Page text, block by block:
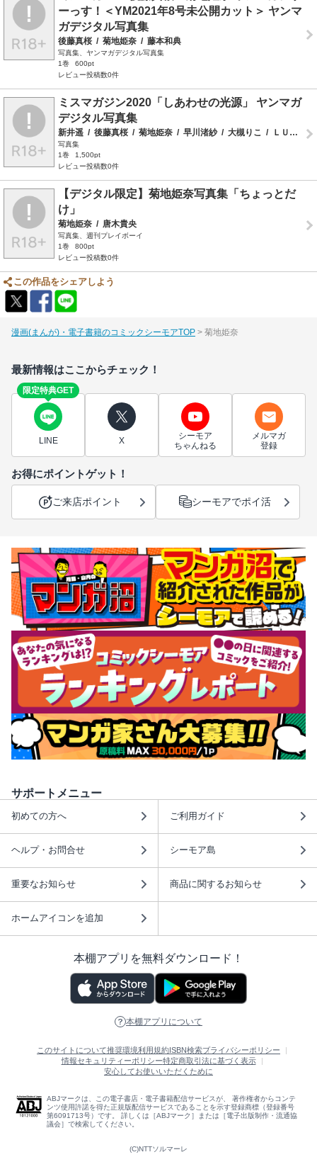
ーっす！＜YM2021年8号未公開カット＞ ヤンマ
ガデジタル写真集
後藤真桜 / 菊地姫奈 / 藤本和典
写真集、ヤンマガデジタル写真集
1巻
600pt
レビュー投稿数0件
ミスマガジン2020「しあわせの光源」 ヤンマガ
デジタル写真集
新井遥 / 後藤真桜 / 菊地姫奈 / 早川渚紗 / 大槻りこ / ＬＵＣＫＭＡＮ
写真集
1巻
1,500pt
レビュー投稿数0件
【デジタル限定】菊地姫奈写真集「ちょっとだ
け」
菊地姫奈 / 唐木貴央
写真集、週刊プレイボーイ
1巻
800pt
レビュー投稿数0件
この作品をシェアしよう
漫画(まんが)・電子書籍のコミックシーモアTOP 菊地姫奈
最新情報はここからチェック！
限定特典GET
LINE X
シーモア
ちゃんねる
メルマガ
登録
お得にポイントゲット！
ご来店ポイント シーモアでポイ活
サポートメニュー
初めての方へ ご利用ガイド
ヘルプ・お問合せ シーモア島
重要なお知らせ 商品に関するお知らせ
ホームアイコンを追加
本棚アプリを無料ダウンロード！
本棚アプリについて
このサイトについて推奨環境利用規約ISBN検索プライバシーポリシー
情報セキュリティーポリシー特定商取引法に基づく表示
安心してお使いいただくために
ABJマークは、この電子書店・電子書籍配信サービスが、 著作権者からコンテ
ンツ使用許諾を得た正規版配信サービスであることを示す登録商標（登録番号
第6091713号）です。 詳しくは［ABJマーク］または［電子出版制作・流通協
議会］で検索してください。
(C)NTTソルマーレ